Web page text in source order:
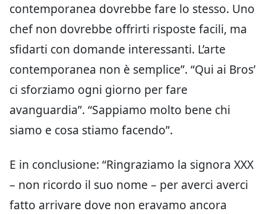
contemporanea dovrebbe fare lo stesso. Uno
chef non dovrebbe offrirti risposte facili, ma
sfidarti con domande interessanti. L’arte
contemporanea non è semplice”. “Qui ai Bros’
ci sforziamo ogni giorno per fare
avanguardia”. “Sappiamo molto bene chi
siamo e cosa stiamo facendo”.
E in conclusione: “Ringraziamo la signora XXX
– non ricordo il suo nome – per averci averci
fatto arrivare dove non eravamo ancora